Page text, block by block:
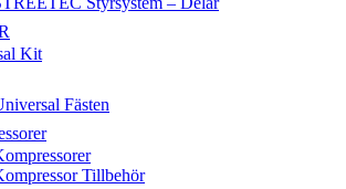
Kit
Fästen
Tillbehör